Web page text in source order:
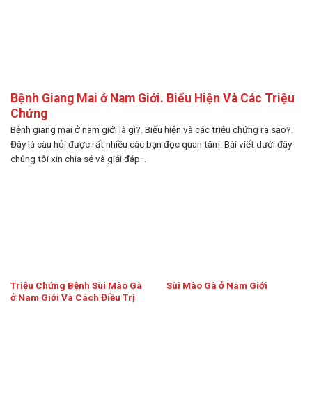
Bệnh Giang Mai ở Nam Giới. Biểu Hiện Và Các Triệu
Chứng
Bệnh giang mai ở nam giới là gì?. Biểu hiện và các triệu chứng ra sao?.
Đây là câu hỏi được rất nhiều các bạn đọc quan tâm. Bài viết dưới đây
chúng tôi xin chia sẻ và giải đáp...
Triệu Chứng Bệnh Sùi Mào Gà
ở Nam Giới Và Cách Điều Trị
Sùi Mào Gà ở Nam Giới